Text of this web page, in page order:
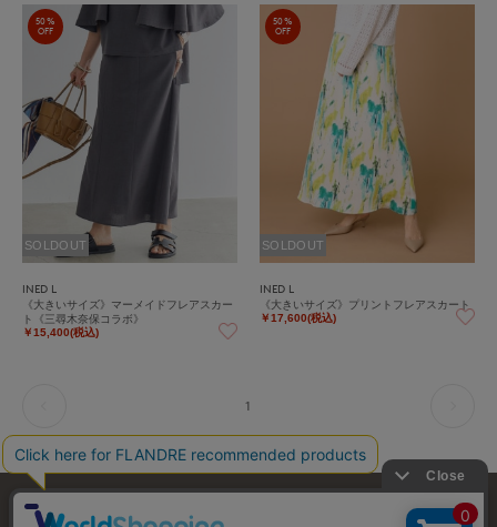
50%
OFF
SOLDOUT
INED L
《大きいサイズ》マーメイドフレアスカー
ト《三尋木奈保コラボ》
￥15,400(税込)
50%
OFF
SOLDOUT
INED L
《大きいサイズ》プリントフレアスカート
￥17,600(税込)
1